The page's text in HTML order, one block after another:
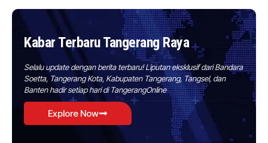
Kabar Terbaru Tangerang Raya
Selalu update dengan berita terbaru! Liputan eksklusif dari Bandara
Soetta, Tangerang Kota, Kabupaten Tangerang, Tangsel, dan
Banten hadir setiap hari di TangerangOnline
Explore Now